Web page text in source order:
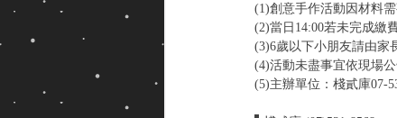
(1)創意手作活動因材料
(2)當日14:00若未完成繳
(3)6歲以下小朋友請由家
(4)活動未盡事宜依現場公
(5)主辦單位：棧貳庫07-